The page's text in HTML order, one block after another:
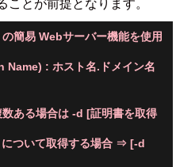
とが前提となります。
簡易 Webサーバー機能を使用
: ホスト名.ドメイン名
ある場合は -d [証明書を取得
ついて取得する場合 ⇒ [-d